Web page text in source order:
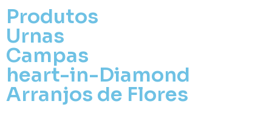
Produtos
Urnas
Campas
heart-in-Diamond
Arranjos de Flores